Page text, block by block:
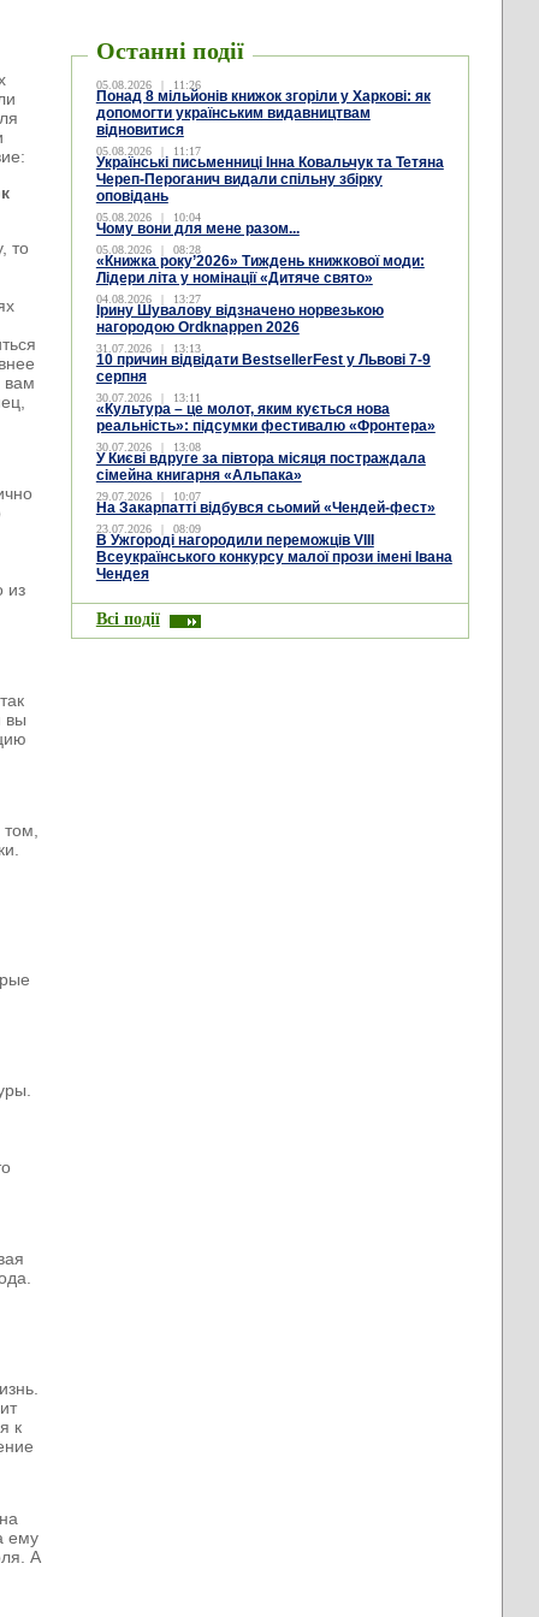
то
вам
из
вы
к
ему
А
Останні події
05.08.2026 | 11:26
Понад 8 мільйонів книжок згоріли у Харкові: як
допомогти українським видавництвам
відновитися
05.08.2026 | 11:17
Українські письменниці Інна Ковальчук та Тетяна
Череп-Пероганич видали спільну збірку
оповідань
05.08.2026 | 10:04
Чому вони для мене разом...
05.08.2026 | 08:28
«Книжка року’2026» Тиждень книжкової моди:
Лідери літа у номінації «Дитяче свято»
04.08.2026 | 13:27
Ірину Шувалову відзначено норвезькою
нагородою Ordknappen 2026
31.07.2026 | 13:13
10 причин відвідати BestsellerFest у Львові 7-9
серпня
30.07.2026 | 13:11
«Культура – це молот, яким кується нова
реальність»: підсумки фестивалю «Фронтера»
30.07.2026 | 13:08
У Києві вдруге за півтора місяця постраждала
сімейна книгарня «Альпака»
29.07.2026 | 10:07
На Закарпатті відбувся сьомий «Чендей-фест»
23.07.2026 | 08:09
В Ужгороді нагородили переможців VIII
Всеукраїнського конкурсу малої прози імені Івана
Чендея
Всі події